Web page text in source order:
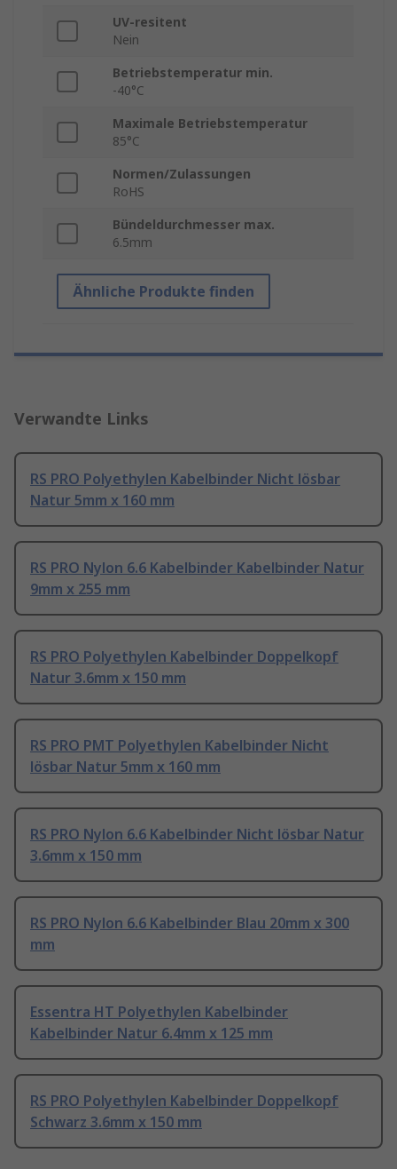
UV-resitent
Nein
Betriebstemperatur min.
-40°C
Maximale Betriebstemperatur
85°C
Normen/Zulassungen
RoHS
Bündeldurchmesser max.
6.5mm
Ähnliche Produkte finden
Verwandte Links
RS PRO Polyethylen Kabelbinder Nicht lösbar
Natur 5mm x 160 mm
RS PRO Nylon 6.6 Kabelbinder Kabelbinder Natur
9mm x 255 mm
RS PRO Polyethylen Kabelbinder Doppelkopf
Natur 3.6mm x 150 mm
RS PRO PMT Polyethylen Kabelbinder Nicht
lösbar Natur 5mm x 160 mm
RS PRO Nylon 6.6 Kabelbinder Nicht lösbar Natur
3.6mm x 150 mm
RS PRO Nylon 6.6 Kabelbinder Blau 20mm x 300
mm
Essentra HT Polyethylen Kabelbinder
Kabelbinder Natur 6.4mm x 125 mm
RS PRO Polyethylen Kabelbinder Doppelkopf
Schwarz 3.6mm x 150 mm